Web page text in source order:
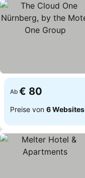
Ab € 80
Preise von 6 Websites